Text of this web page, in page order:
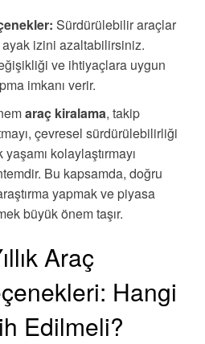
Sürdürülebilir araçlar
izini azaltabilirsiniz.
ve ihtiyaçlara uygun
imkanı verir.
araç kiralama, takip
çevresel sürdürülebilirliği
kolaylaştırmayı
Bu kapsamda, doğru
yapmak ve piyasa
büyük önem taşır.
Araç
Hangi
Edilmeli?